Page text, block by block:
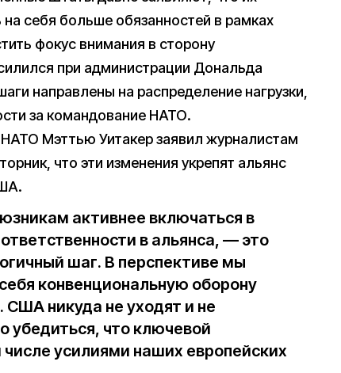
себя больше обязанностей в рамках
фокус внимания в сторону
при администрации Дональда
направлены на распределение нагрузки,
за командование НАТО.
Мэттью Уитакер заявил журналистам
что эти изменения укрепят альянс
активнее включаться в
в альянса, — это
шаг. В перспективе мы
конвенциональную оборону
США никуда не уходят и не
убедиться, что ключевой
усилиями наших европейских